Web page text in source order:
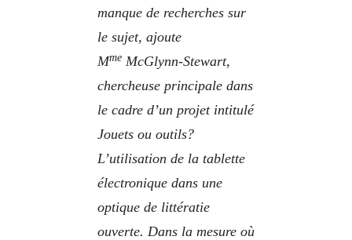
manque de recherches sur
le sujet, ajoute
Mme McGlynn-Stewart,
chercheuse principale dans
le cadre d’un projet intitulé
Jouets ou outils?
L’utilisation de la tablette
électronique dans une
optique de littératie
ouverte. Dans la mesure où